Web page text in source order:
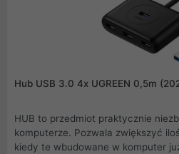
Hub USB 3.0 4x UGREEN 0,5m
HUB to przedmiot praktycznie
komputerze. Pozwala zwiększyć
kiedy te wbudowane w komputer